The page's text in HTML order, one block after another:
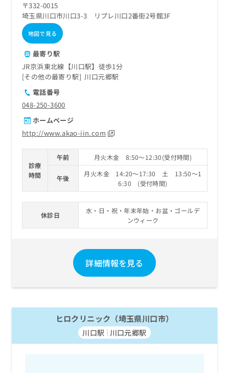
〒332-0015
埼玉県川口市川口3-3 リプレ川口2番街2号館3F
地図で見る
最寄り駅
JR京浜東北線【川口駅】徒歩1分
その他の最寄り駅
川口元郷駅
電話番号
048-250-3600
ホームページ
http://www.akao-iin.com
診療
時間
午前 月火木金 8:50～12:30(受付時間)
午後
月火木金 14:20～17:30 土 13:50～1
6:30 (受付時間)
休診日
水・日・祝・年末年始・お盆・ゴールデ
ンウィーク
詳細情報を見る
ヒロクリニック（埼玉県川口市）
川口駅 川口元郷駅